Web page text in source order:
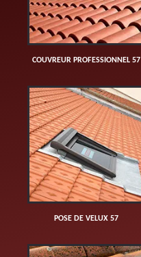
COUVREUR PROFESSIONNEL 57
POSE DE VELUX 57